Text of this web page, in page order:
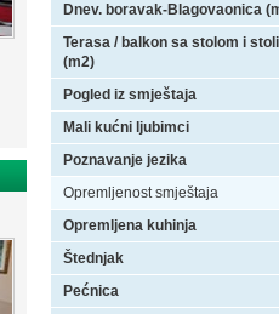
Dnev. boravak-Blagovaonica
Terasa / balkon sa stolom i
(m2)
Pogled iz smještaja
Mali kućni ljubimci
Poznavanje jezika
Opremljenost smještaja
Opremljena kuhinja
Štednjak
Pećnica